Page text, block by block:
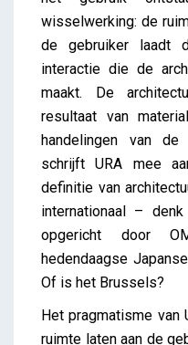
wisselwerking: de
de gebruiker
interactie die de
maakt. De
resultaat van
handelingen van
schrijft URA mee
definitie van
internationaal –
opgericht door
hedendaagse
Of is het Brussels?
Het pragmatisme van
ruimte laten aan de